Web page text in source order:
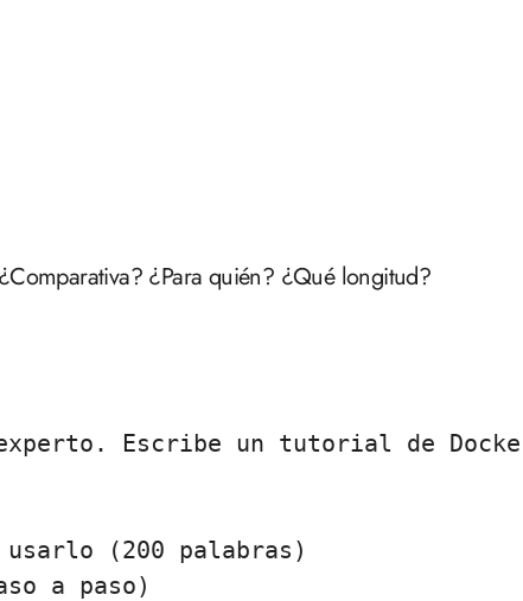
¿Para quién? ¿Qué longitud?
experto. Escribe un tutorial de
(200 palabras)
a paso)